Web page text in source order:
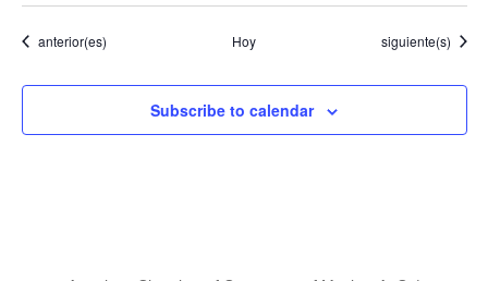
Eventos
anterior(es) Hoy Eventos
siguiente(s)
Subscribe to calendar